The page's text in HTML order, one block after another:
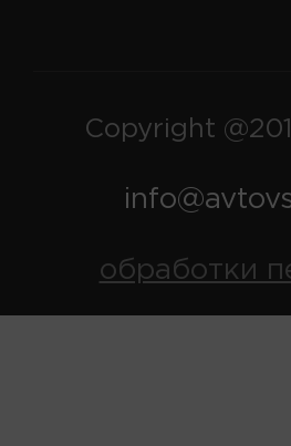
Copyright
обработки